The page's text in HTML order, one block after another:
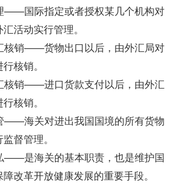
国际指定或者授权某几个机构对
活动实行管理。
销——货物出口以后，由外汇局对
核销。
销——进口货款支付以后，由外汇
核销。
海关对进出我国国境的所有货物
督管理。
是海关的基本职责，也是维护国
改革开放健康发展的重要手段。